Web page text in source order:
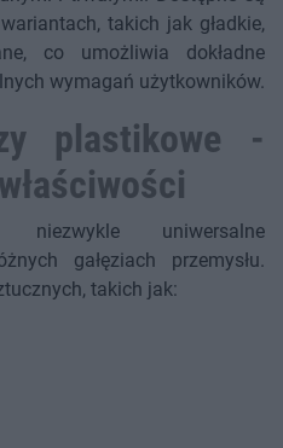
takich jak gładkie,
co umożliwia dokładne
wymagań użytkowników.
plastikowe -
uniwersalne
gałęziach przemysłu.
takich jak: